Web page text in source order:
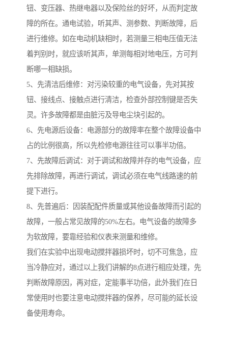
钮、变压器、热继电器以及保险丝的好坏，从而判定故
障的所在。通电试验，听其声、测参数、判断故障，后
进行维修。如在电动机缺相时，若测量三相电压值无法
着判别时，就应该听其声，单测每相对地电压，方可判
断哪一相缺损。
5、先清洁后维修：对污染较重的电气设备，先对其按
钮、接线点、接触点进行清洁，检查外部控制键是否失
灵。许多故障都是由脏污及导电尘块引起的。
6、先电源后设备：电源部分的故障率在整个故障设备中
占的比例很高，所以先检修电源往往可以事半功倍。
7、先故障后调试：对于调试和故障并存的电气设备，应
先排除故障，再进行调试，调试必须在电气线路速的前
提下进行。
8、先普遍后：因装配配件质量或其他设备故障而引起的
故障，一般占常见故障的50%左右。电气设备的故障多
为软故障，要靠经验和仪表来测量和维修。
我们在实验中出现电动搅拌器损坏时，切不可焦急，应
当冷静应对，通过以上我们讲解的8点进行相应处理，先
判断故障原因，再对症，定能事半功倍，此外我们在日
常使用时也要注意电动搅拌器的保养，尽可能的延长设
备使用寿命。